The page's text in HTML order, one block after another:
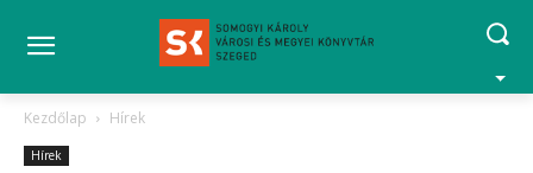
Kezdőlap Hírek
Hírek